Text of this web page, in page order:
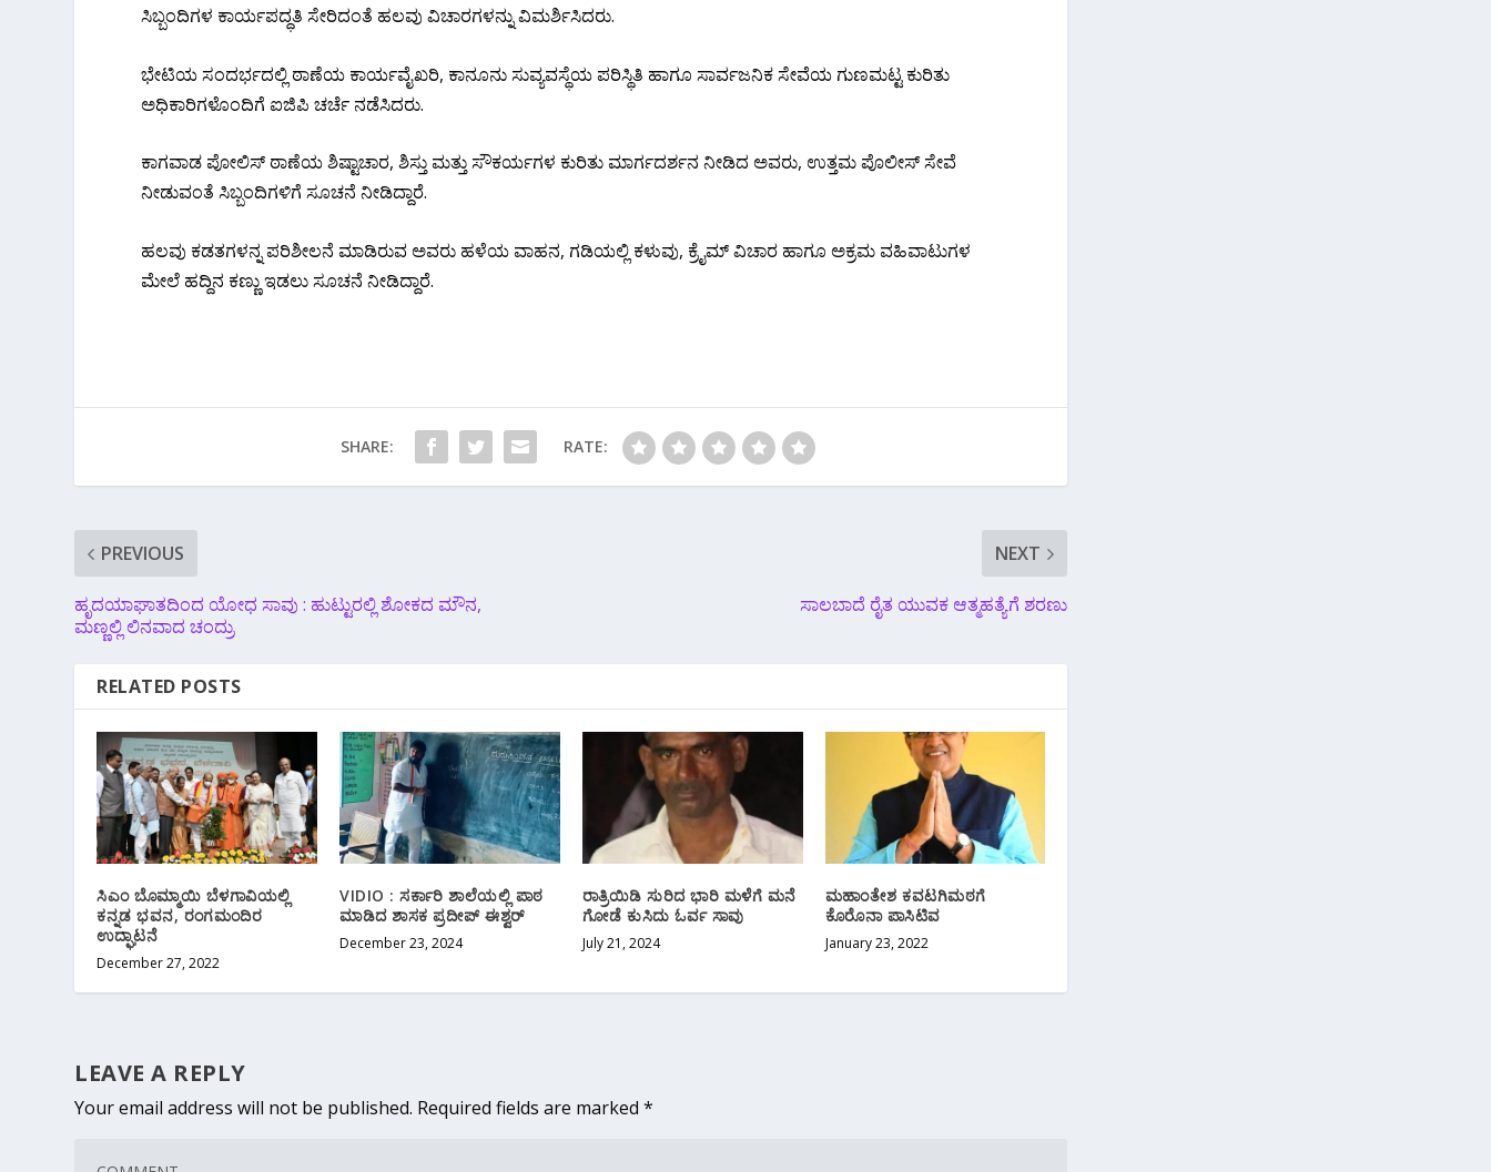
ಸಿಬ್ಬಂದಿಗಳ ಕಾರ್ಯಪದ್ಧತಿ ಸೇರಿದಂತೆ ಹಲವು ವಿಚಾರಗಳನ್ನು ವಿಮರ್ಶಿಸಿದರು.
ಭೇಟಿಯ ಸಂದರ್ಭದಲ್ಲಿ ಠಾಣೆಯ ಕಾರ್ಯವೈಖರಿ, ಕಾನೂನು ಸುವ್ಯವಸ್ಥೆಯ ಪರಿಸ್ಥಿತಿ ಹಾಗೂ ಸಾರ್ವಜನಿಕ ಸೇವೆಯ ಗುಣಮಟ್ಟ ಕುರಿತು
ಅಧಿಕಾರಿಗಳೊಂದಿಗೆ ಐಜಿಪಿ ಚರ್ಚೆ ನಡೆಸಿದರು.
ಕಾಗವಾಡ ಪೋಲಿಸ್ ಠಾಣೆಯ ಶಿಷ್ಟಾಚಾರ, ಶಿಸ್ತು ಮತ್ತು ಸೌಕರ್ಯಗಳ ಕುರಿತು ಮಾರ್ಗದರ್ಶನ ನೀಡಿದ ಅವರು, ಉತ್ತಮ ಪೊಲೀಸ್ ಸೇವೆ
ನೀಡುವಂತೆ ಸಿಬ್ಬಂದಿಗಳಿಗೆ ಸೂಚನೆ ನೀಡಿದ್ದಾರೆ.
ಹಲವು ಕಡತಗಳನ್ನ ಪರಿಶೀಲನೆ ಮಾಡಿರುವ ಅವರು ಹಳೆಯ ವಾಹನ, ಗಡಿಯಲ್ಲಿ ಕಳುವು, ಕ್ರೈಮ್ ವಿಚಾರ ಹಾಗೂ ಅಕ್ರಮ ವಹಿವಾಟುಗಳ
ಮೇಲೆ ಹದ್ದಿನ ಕಣ್ಣು ಇಡಲು ಸೂಚನೆ ನೀಡಿದ್ದಾರೆ.
SHARE: RATE:
PREVIOUS
ಹೃದಯಾಘಾತದಿಂದ ಯೋಧ ಸಾವು : ಹುಟ್ಟುರಲ್ಲಿ ಶೋಕದ ಮೌನ,
ಮಣ್ಣಲ್ಲಿ ಲಿನವಾದ ಚಂದ್ರು
NEXT
ಸಾಲಬಾದೆ ರೈತ ಯುವಕ ಆತ್ಮಹತ್ಯೆಗೆ ಶರಣು
RELATED POSTS
ಸಿಎಂ ಬೊಮ್ಮಾಯಿ ಬೆಳಗಾವಿಯಲ್ಲಿ
ಕನ್ನಡ ಭವನ, ರಂಗಮಂದಿರ
ಉದ್ಘಾಟನೆ
December 27, 2022
VIDIO : ಸರ್ಕಾರಿ ಶಾಲೆಯಲ್ಲಿ ಪಾಠ
ಮಾಡಿದ ಶಾಸಕ ಪ್ರದೀಪ್ ಈಶ್ವರ್
December 23, 2024
ರಾತ್ರಿಯಿಡಿ ಸುರಿದ ಭಾರಿ ಮಳೆಗೆ ಮನೆ
ಗೋಡೆ ಕುಸಿದು ಓರ್ವ ಸಾವು
July 21, 2024
ಮಹಾಂತೇಶ ಕವಟಗಿಮಠಗೆ
ಕೊರೊನಾ ಪಾಸಿಟಿವ
January 23, 2022
LEAVE A REPLY
Your email address will not be published. Required fields are marked*